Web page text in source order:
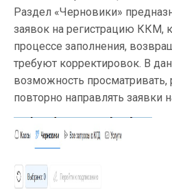
Раздел «Черновики»
заявок на регистрацию ККМ,
процессе заполнения,
требуют корректировок. В
возможность просматривать,
повторно направлять заявки